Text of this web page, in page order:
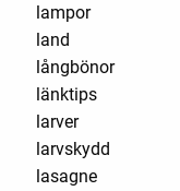
lampor
land
långbönor
länktips
larver
larvskydd
lasagne